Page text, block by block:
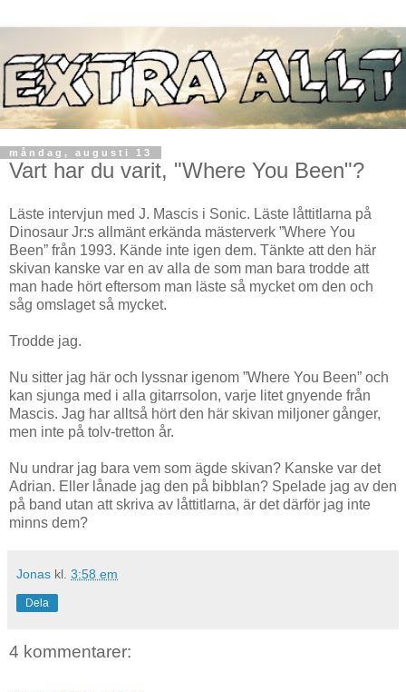
måndag, augusti 13
Vart har du varit, "Where You Been"?
Läste intervjun med J. Mascis i Sonic. Läste låttitlarna på
Dinosaur Jr:s allmänt erkända mästerverk ”Where You
Been” från 1993. Kände inte igen dem. Tänkte att den här
skivan kanske var en av alla de som man bara trodde att
man hade hört eftersom man läste så mycket om den och
såg omslaget så mycket.
Trodde jag.
Nu sitter jag här och lyssnar igenom ”Where You Been” och
kan sjunga med i alla gitarrsolon, varje litet gnyende från
Mascis. Jag har alltså hört den här skivan miljoner gånger,
men inte på tolv-tretton år.
Nu undrar jag bara vem som ägde skivan? Kanske var det
Adrian. Eller lånade jag den på bibblan? Spelade jag av den
på band utan att skriva av låttitlarna, är det därför jag inte
minns dem?
Jonas kl. 3:58 em
Dela
4 kommentarer: